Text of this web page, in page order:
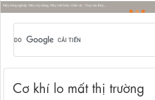
Máy nông nghiệp, Máy xây dựng, Máy chế biến, Chân vịt - Trục tàu thủy...
Cơ khí lo mất thị trường